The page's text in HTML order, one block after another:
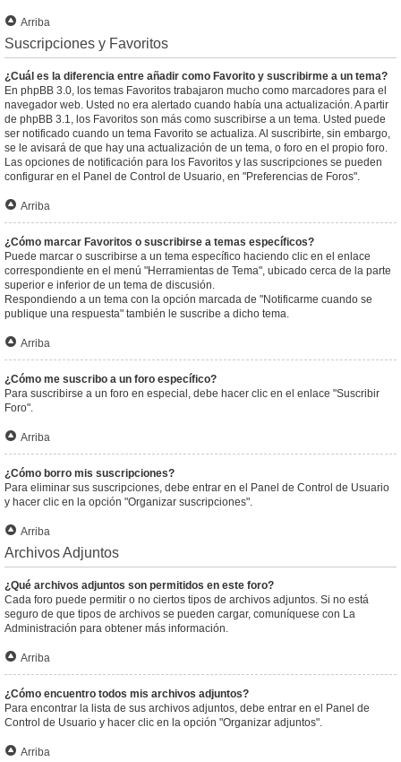
Arriba
Suscripciones y Favoritos
¿Cuál es la diferencia entre añadir como Favorito y suscribirme a un tema?
En phpBB 3.0, los temas Favoritos trabajaron mucho como marcadores para el
navegador web. Usted no era alertado cuando había una actualización. A partir
de phpBB 3.1, los Favoritos son más como suscribirse a un tema. Usted puede
ser notificado cuando un tema Favorito se actualiza. Al suscribirte, sin embargo,
se le avisará de que hay una actualización de un tema, o foro en el propio foro.
Las opciones de notificación para los Favoritos y las suscripciones se pueden
configurar en el Panel de Control de Usuario, en "Preferencias de Foros".
Arriba
¿Cómo marcar Favoritos o suscribirse a temas específicos?
Puede marcar o suscribirse a un tema específico haciendo clic en el enlace
correspondiente en el menú "Herramientas de Tema", ubicado cerca de la parte
superior e inferior de un tema de discusión.
Respondiendo a un tema con la opción marcada de "Notificarme cuando se
publique una respuesta" también le suscribe a dicho tema.
Arriba
¿Cómo me suscribo a un foro específico?
Para suscribirse a un foro en especial, debe hacer clic en el enlace "Suscribir
Foro".
Arriba
¿Cómo borro mis suscripciones?
Para eliminar sus suscripciones, debe entrar en el Panel de Control de Usuario
y hacer clic en la opción "Organizar suscripciones".
Arriba
Archivos Adjuntos
¿Qué archivos adjuntos son permitidos en este foro?
Cada foro puede permitir o no ciertos tipos de archivos adjuntos. Si no está
seguro de que tipos de archivos se pueden cargar, comuníquese con La
Administración para obtener más información.
Arriba
¿Cómo encuentro todos mis archivos adjuntos?
Para encontrar la lista de sus archivos adjuntos, debe entrar en el Panel de
Control de Usuario y hacer clic en la opción "Organizar adjuntos".
Arriba